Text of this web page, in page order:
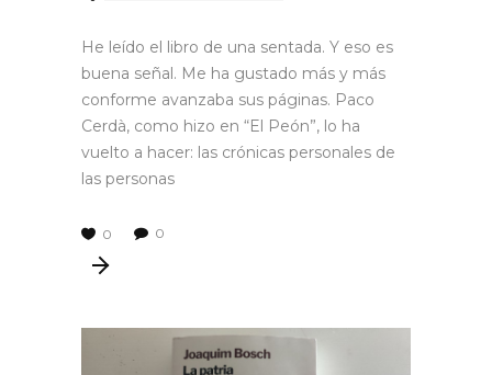
He leído el libro de una sentada. Y eso es
buena señal. Me ha gustado más y más
conforme avanzaba sus páginas. Paco
Cerdà, como hizo en “El Peón”, lo ha
vuelto a hacer: las crónicas personales de
las personas
0 0